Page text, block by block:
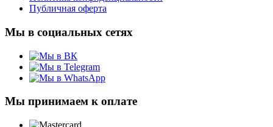
Публичная оферта
Мы в социальных сетях
Мы принимаем к оплате